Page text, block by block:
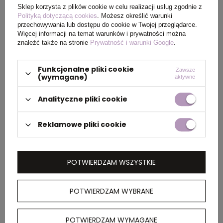
Wymiary
produktu
33 x 8,5 x 15 cm
PAKOWANIE
Wymiary
kartonu
zewnętrznego
40 x 37 x 34 cm
Saszetka zapinana w pasie, nerka, zapinana
na zamek, wykonana z poliestru z recyklingu,
posiada wbudowany znacznik AWARE™, który
Sklep korzysta z plików cookie w celu realizacji usług zgodnie z
Polityką dotyczącą cookies. Możesz określić warunki
przechowywania lub dostępu do cookie w Twojej przeglądarce.
Więcej informacji na temat warunków i prywatności można
znaleźć także na stronie Prywatność i warunki Google.
Funkcjonalne pliki cookie
(wymagane)
Zawsze
aktywne
Analityczne pliki cookie
Reklamowe pliki cookie
POTWIERDZAM WYBRANE
POTWIERDZAM WYMAGANE
POTWIERDZAM WSZYSTKIE